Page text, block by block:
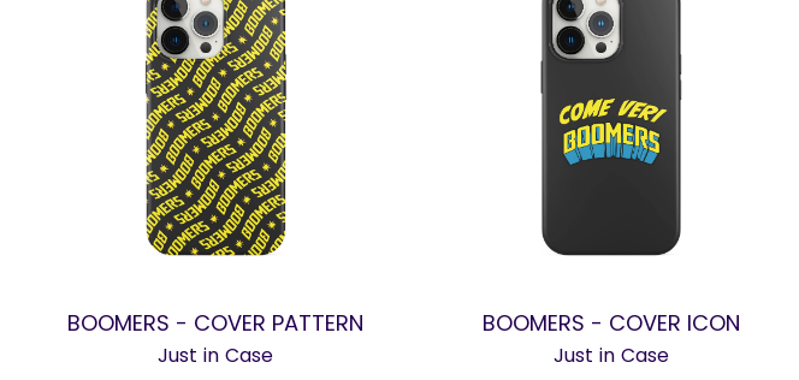
BOOMERS - COVER PATTERN
Just in Case
BOOMERS - COVER ICON
Just in Case